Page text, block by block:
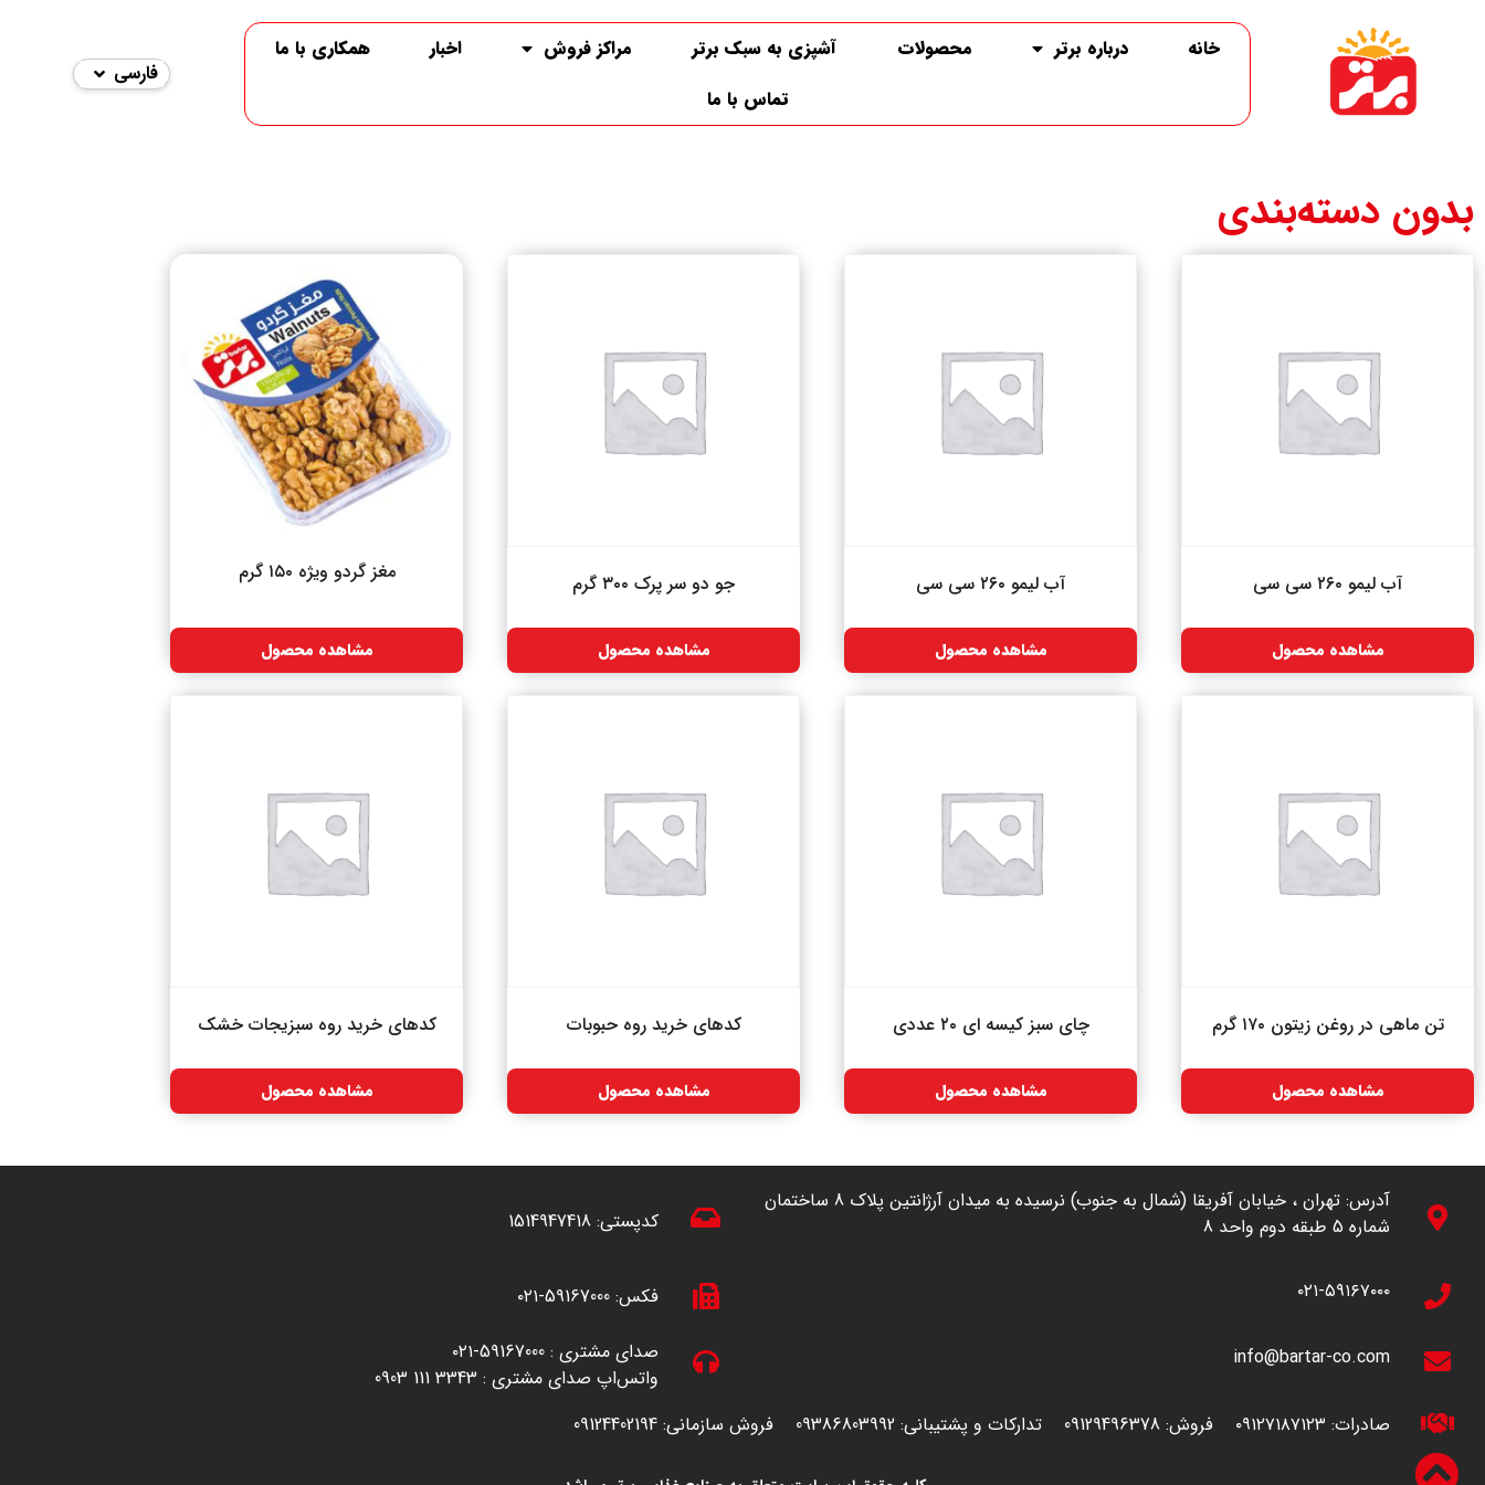
خانه درباره برتر محصولات آشپزی به سبک برتر مراکز فروش اخبار
همکاری با ما
تماس با ما
فارسی
English
بدون دسته‌بندی
آب لیمو ۲۶۰ سی سی
مشاهده محصول
آب لیمو ۲۶۰ سی سی
مشاهده محصول
جو دو سر پرک ۳۰۰ گرم
مشاهده محصول
مغز گردو ویژه ۱۵۰ گرم
مشاهده محصول
تن ماهی در روغن زیتون ۱۷۰ گرم
مشاهده محصول
چای سبز کیسه ای ۲۰ عددی
مشاهده محصول
کدهای خرید روه حبوبات
مشاهده محصول
کدهای خرید روه سبزیجات خشک
مشاهده محصول
آدرس: تهران ، خیابان آفریقا (شمال به جنوب) نرسیده به میدان آرژانتین پلاک 8 ساختمان
شماره 5 طبقه دوم واحد 8
کدپستی:1514947418
۰۲۱-۵۹۱۶۷۰۰۰ فکس:59167000-۰۲۱
info@bartar-co.com صدای مشتری :59167000-۰۲۱
واتس‌اپ صدای مشتری : 3343 111 0903
صادرات: ۰۹۱۲۷۱۸۷۱۲۳ فروش:09129496378 تدارکات و پشتیبانی:09386803992 فروش سازمانی: 09124402194